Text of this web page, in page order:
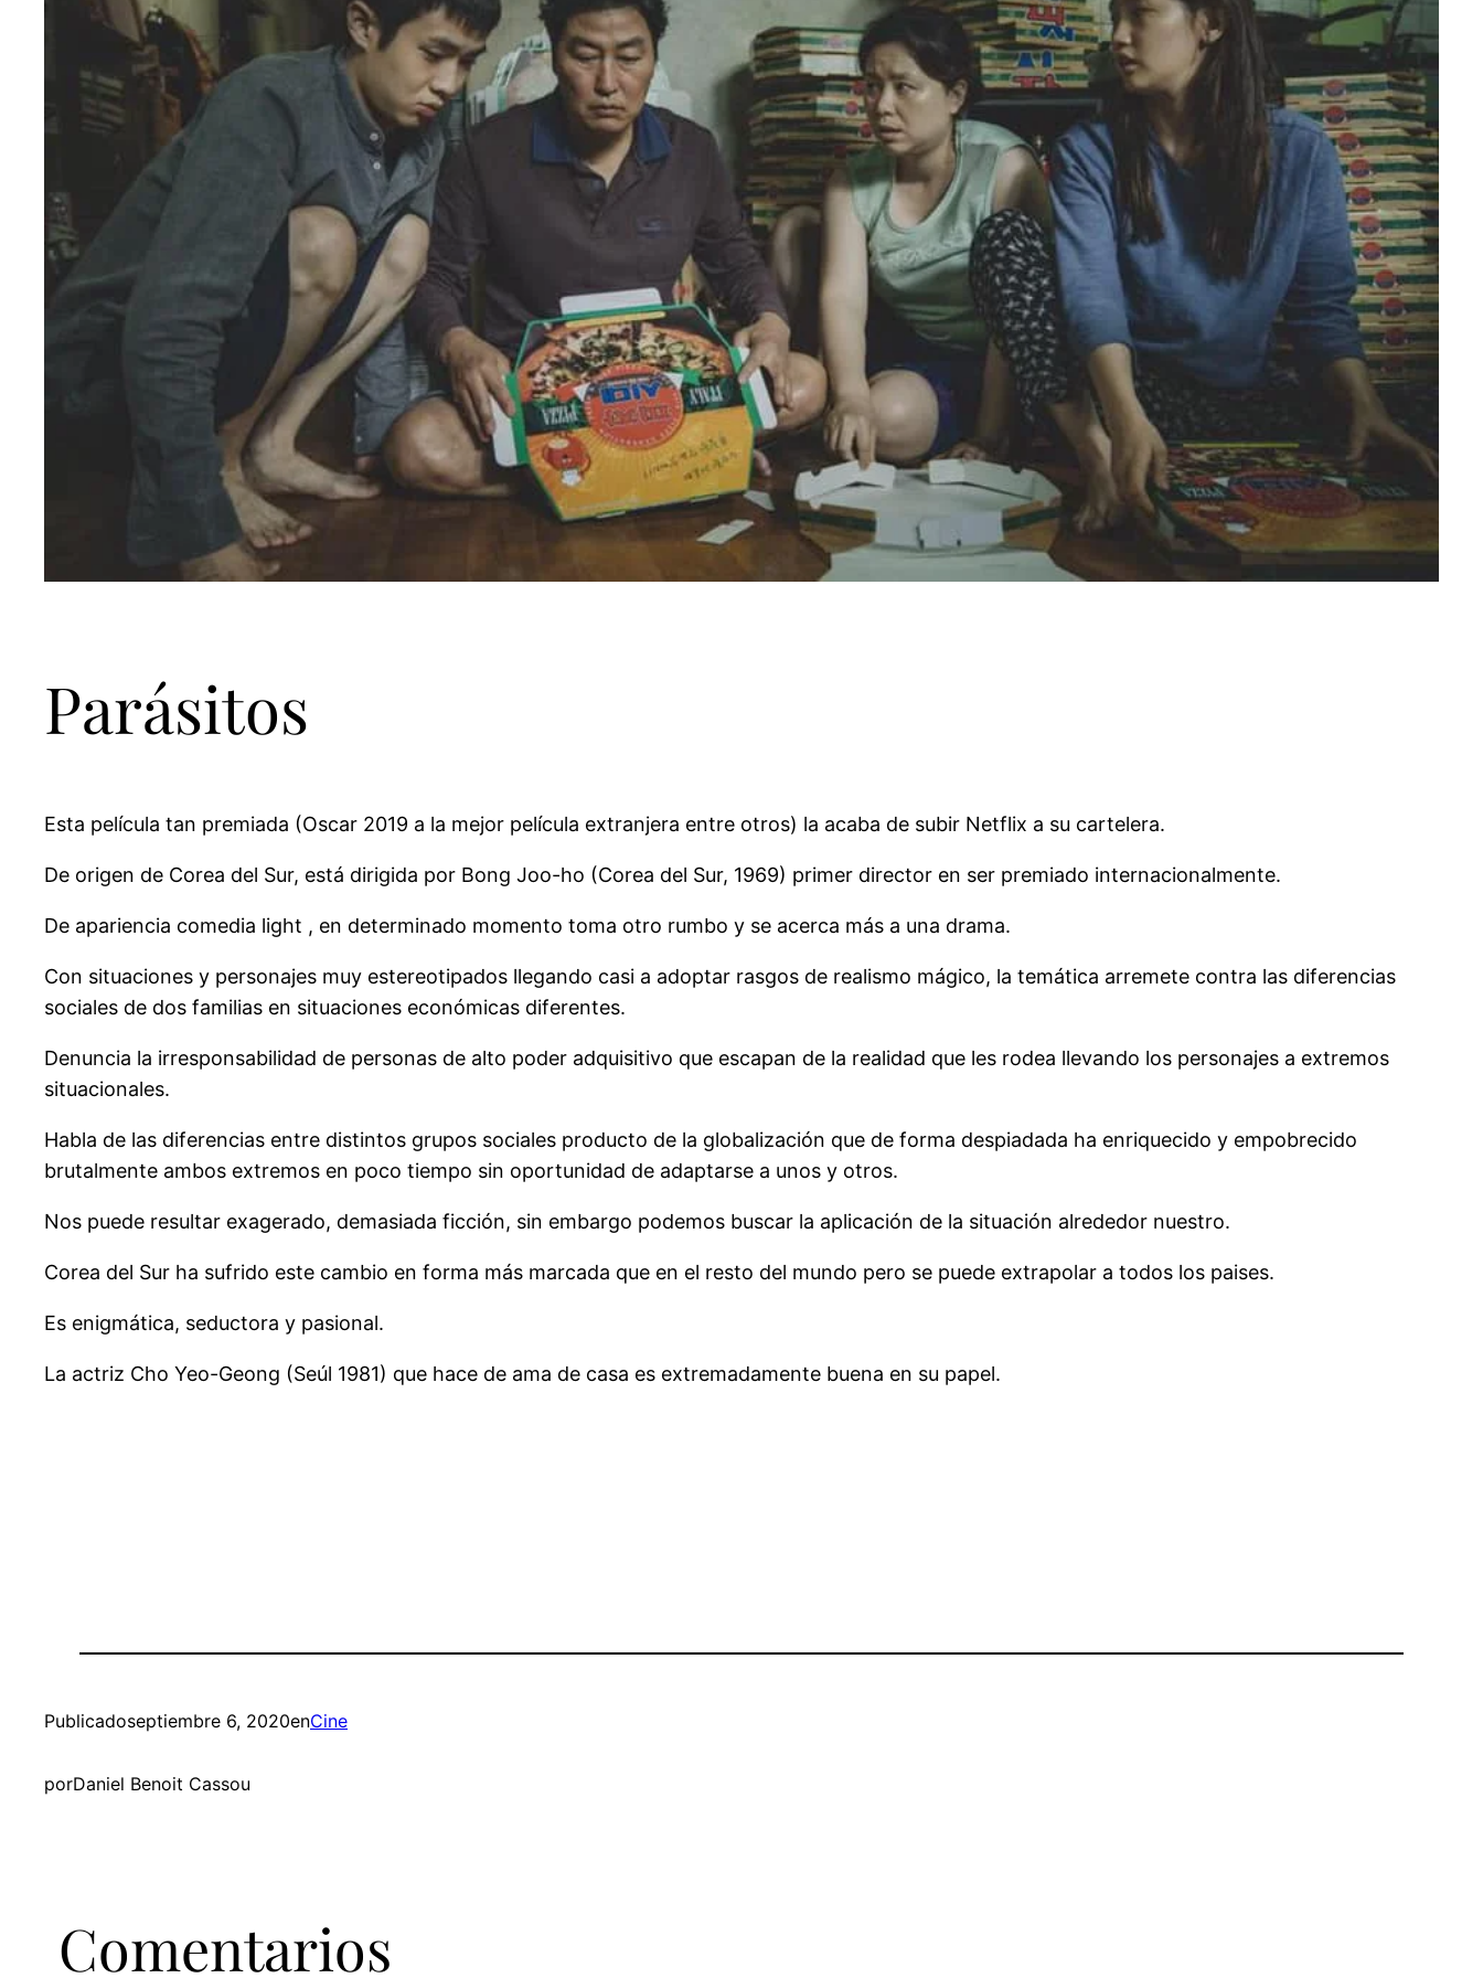
Parásitos
Esta película tan premiada (Oscar 2019 a la mejor película extranjera entre otros) la acaba de subir Netflix a su cartelera.
De origen de Corea del Sur, está dirigida por Bong Joo-ho (Corea del Sur, 1969) primer director en ser premiado internacionalmente.
De apariencia comedia light , en determinado momento toma otro rumbo y se acerca más a una drama.
Con situaciones y personajes muy estereotipados llegando casi a adoptar rasgos de realismo mágico, la temática arremete contra las diferencias
sociales de dos familias en situaciones económicas diferentes.
Denuncia la irresponsabilidad de personas de alto poder adquisitivo que escapan de la realidad que les rodea llevando los personajes a extremos
situacionales.
Habla de las diferencias entre distintos grupos sociales producto de la globalización que de forma despiadada ha enriquecido y empobrecido
brutalmente ambos extremos en poco tiempo sin oportunidad de adaptarse a unos y otros.
Nos puede resultar exagerado, demasiada ficción, sin embargo podemos buscar la aplicación de la situación alrededor nuestro.
Corea del Sur ha sufrido este cambio en forma más marcada que en el resto del mundo pero se puede extrapolar a todos los paises.
Es enigmática, seductora y pasional.
La actriz Cho Yeo-Geong (Seúl 1981) que hace de ama de casa es extremadamente buena en su papel.
Publicadoseptiembre 6, 2020enCine
porDaniel Benoit Cassou
Comentarios